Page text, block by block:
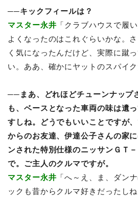
──キックフィールは？
マスター永井 「クラブハウスで履
よくなったのはこれぐらいかな。
く気になったんだけど、実際に蹴
い。ああ、確かにヤットのスパイク
──まあ、どれほどチューンナップ
も、ベースとなった車両の味は遺
すしね。どうでもいいことですが
からのお友達、伊達公子さんの家
ンされた特別仕様のニッサンＧＴ
で。ご主人のクルマですが。
マスター永井 「へ～え、ま、ダン
ックも昔からクルマ好きだったし